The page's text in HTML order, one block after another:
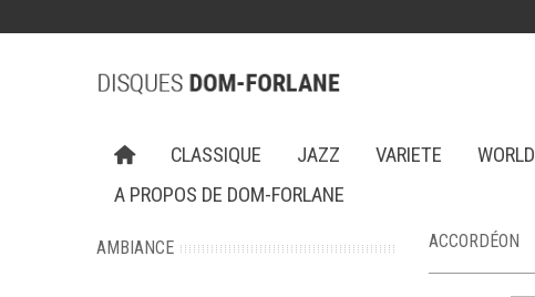
CLASSIQUE JAZZ VARIETE WORLD
A PROPOS DE DOM-FORLANE
AMBIANCE ACCORDÉON